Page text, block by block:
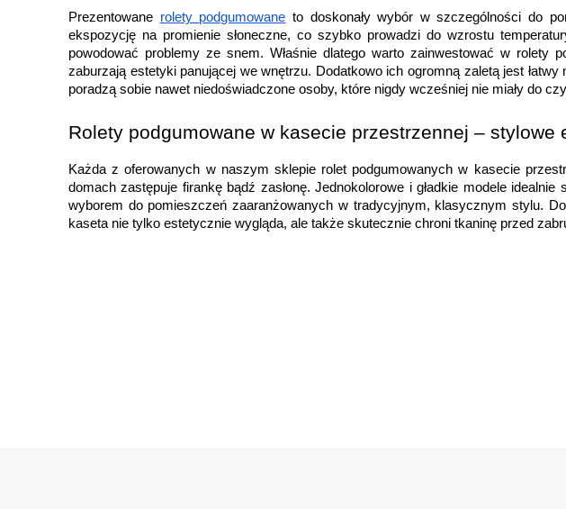
Prezentowane rolety podgumowane to doskonały wybór w szczególności do
ekspozycję na promienie słoneczne, co szybko prowadzi do wzrostu
powodować problemy ze snem. Właśnie dlatego warto zainwestować w
zaburzają estetyki panującej we wnętrzu. Dodatkowo ich ogromną zaletą jest
poradzą sobie nawet niedoświadczone osoby, które nigdy wcześniej nie miały do
Rolety podgumowane w kasecie przestrzennej – stylowe
Każda z oferowanych w naszym sklepie rolet podgumowanych w kasecie
domach zastępuje firankę bądź zasłonę. Jednokolorowe i gładkie modele
wyborem do pomieszczeń zaaranżowanych w tradycyjnym, klasycznym stylu.
kaseta nie tylko estetycznie wygląda, ale także skutecznie chroni tkaninę przed